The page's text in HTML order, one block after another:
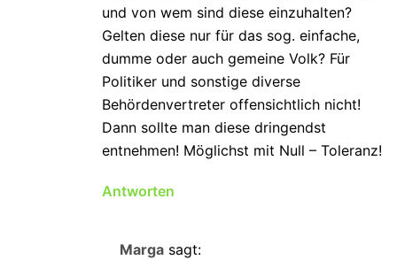
und von wem sind diese einzuhalten?
Gelten diese nur für das sog. einfache,
dumme oder auch gemeine Volk? Für
Politiker und sonstige diverse
Behördenvertreter offensichtlich nicht!
Dann sollte man diese dringendst
entnehmen! Möglichst mit Null – Toleranz!
Antworten
Marga sagt: